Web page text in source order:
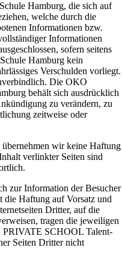
Hamburg, die sich auf
welche durch die
Informationen bzw.
Informationen
sofern seitens
Hamburg kein
Verschulden vorliegt.
Die OKO
behält sich ausdrücklich
zu verändern, zu
zeitweise oder
wir keine Haftung
verlinkter Seiten sind
zur Information der Besucher
die Haftung auf Vorsatz und
Dritter, auf die
tragen die jeweiligen
SCHOOL Talent-
Seiten Dritter nicht